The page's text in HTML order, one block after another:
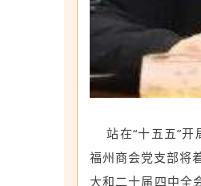
站在“十五五”开
福州商会党支部将
大和二十届四中全